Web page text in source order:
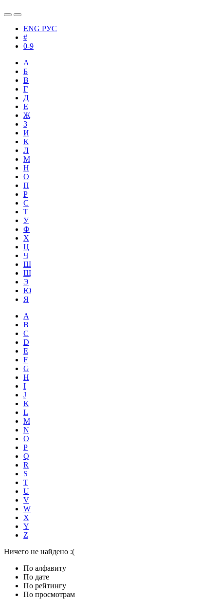
ENG РУС
#
0-9
А
Б
В
Г
Д
Е
Ж
З
И
К
Л
М
Н
О
П
Р
С
Т
У
Ф
Х
Ц
Ч
Ш
Щ
Э
Ю
Я
A
B
C
D
E
F
G
H
I
J
K
L
M
N
O
P
Q
R
S
T
U
V
W
X
Y
Z
Ничего не найдено :(
По алфавиту
По дате
По рейтингу
По просмотрам